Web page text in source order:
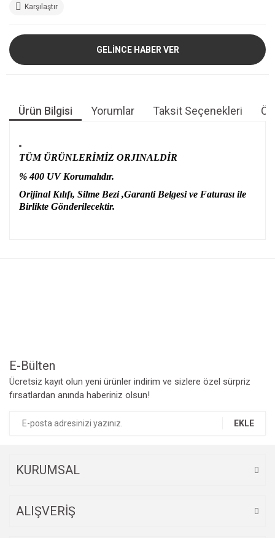
Karşılaştır
GELİNCE HABER VER
Ürün Bilgisi Yorumlar Taksit Seçenekleri
TÜM ÜRÜNLERİMİZ ORJINALDİR
% 400 UV Korumalıdır.
Orijinal Kılıfı, Silme Bezi ,Garanti Belgesi ve Faturası ile
Birlikte Gönderilecektir.
E-Bülten
Ücretsiz kayıt olun yeni ürünler indirim ve sizlere özel sürpriz
fırsatlardan anında haberiniz olsun!
EKLE
KURUMSAL
ALIŞVERİŞ